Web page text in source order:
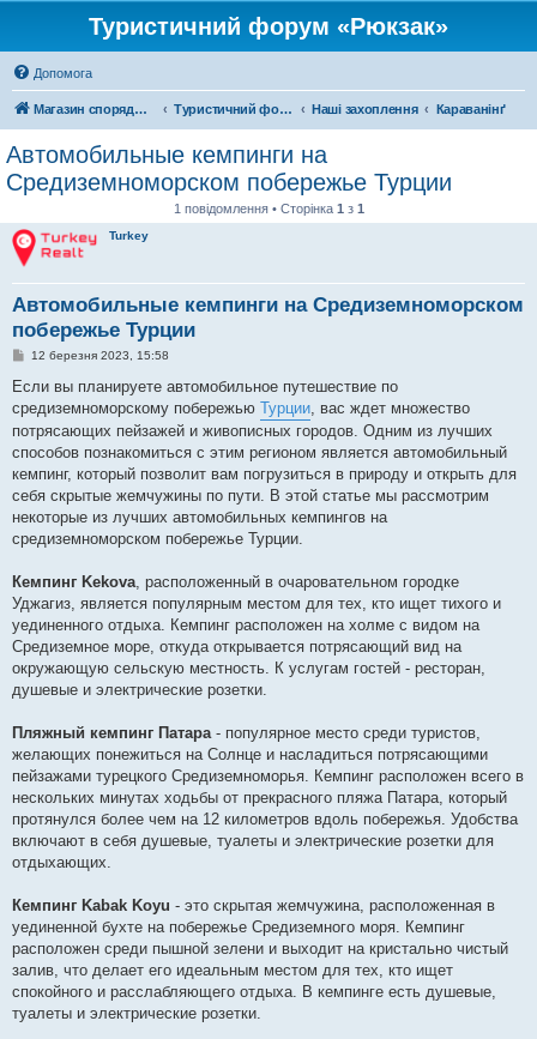
Туристичний форум «Рюкзак»
Допомога
Магазин спорядження Туристичний форум «Рюкзак» Наші захоплення Караванінґ
Автомобильные кемпинги на
Средиземноморском побережье Турции
1 повідомлення • Сторінка 1 з 1
Turkey
Автомобильные кемпинги на Средиземноморском
побережье Турции
П
в
д
о
м
л
е
н
н
я
12 березня 2023, 15:58
Если вы планируете автомобильное путешествие по
средиземноморскому побережью Турции, вас ждет множество
потрясающих пейзажей и живописных городов. Одним из лучших
способов познакомиться с этим регионом является автомобильный
кемпинг, который позволит вам погрузиться в природу и открыть для
себя скрытые жемчужины по пути. В этой статье мы рассмотрим
некоторые из лучших автомобильных кемпингов на
средиземноморском побережье Турции.
Кемпинг Kekova, расположенный в очаровательном городке
Уджагиз, является популярным местом для тех, кто ищет тихого и
уединенного отдыха. Кемпинг расположен на холме с видом на
Средиземное море, откуда открывается потрясающий вид на
окружающую сельскую местность. К услугам гостей - ресторан,
душевые и электрические розетки.
Пляжный кемпинг Патара- популярное место среди туристов,
желающих понежиться на Солнце и насладиться потрясающими
пейзажами турецкого Средиземноморья. Кемпинг расположен всего в
нескольких минутах ходьбы от прекрасного пляжа Патара, который
протянулся более чем на 12 километров вдоль побережья. Удобства
включают в себя душевые, туалеты и электрические розетки для
отдыхающих.
Кемпинг Kabak Koyu - это скрытая жемчужина, расположенная в
уединенной бухте на побережье Средиземного моря. Кемпинг
расположен среди пышной зелени и выходит на кристально чистый
залив, что делает его идеальным местом для тех, кто ищет
спокойного и расслабляющего отдыха. В кемпинге есть душевые,
туалеты и электрические розетки.